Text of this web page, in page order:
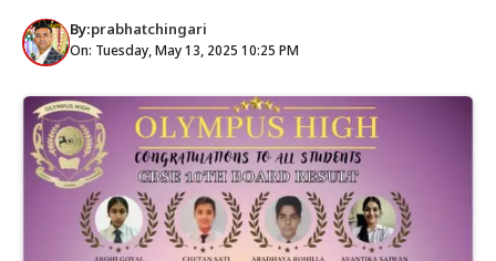
By:prabhatchingari
On: Tuesday, May 13, 2025 10:25 PM